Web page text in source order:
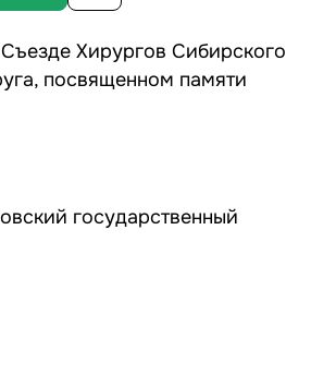
Хирургов Сибирского
посвященном памяти
государственный